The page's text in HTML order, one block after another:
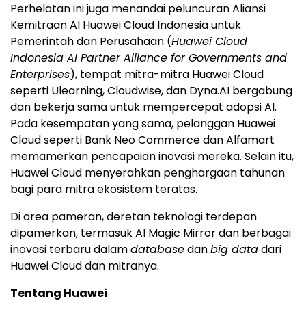
Perhelatan ini juga menandai peluncuran Aliansi
Kemitraan AI Huawei Cloud Indonesia untuk
Pemerintah dan Perusahaan (Huawei Cloud
Indonesia AI Partner Alliance for Governments and
Enterprises), tempat mitra-mitra Huawei Cloud
seperti Ulearning, Cloudwise, dan Dyna.AI bergabung
dan bekerja sama untuk mempercepat adopsi AI.
Pada kesempatan yang sama, pelanggan Huawei
Cloudseperti Bank Neo Commerce dan Alfamart
memamerkan pencapaian inovasi mereka. Selain itu,
Huawei Cloud menyerahkan penghargaan tahunan
bagi para mitra ekosistem teratas.
Di area pameran, deretan teknologi terdepan
dipamerkan, termasuk AI Magic Mirror dan berbagai
inovasi terbaru dalamdatabasedanbig datadari
Huawei Clouddan mitranya.
Tentang Huawei